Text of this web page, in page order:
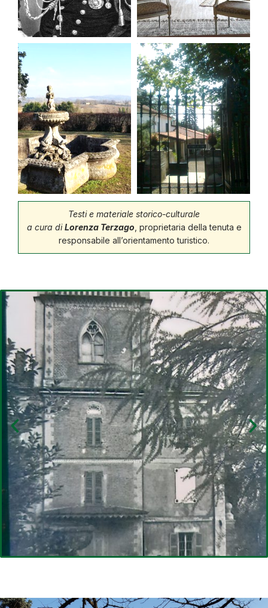
Testi e materiale storico-culturale
a cura diLorenza Terzago , proprietaria della tenuta e
responsabile all’orientamento turistico.